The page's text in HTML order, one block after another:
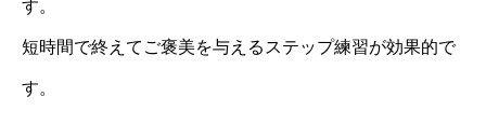
す。
短時間で終えてご褒美を与えるステップ練習が効果的で
す。